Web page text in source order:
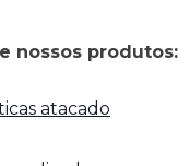
nossos produtos:
atacado